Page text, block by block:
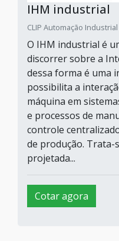
IHM industrial
CLIP Automação
O IHM industrial é
discorrer sobre a
dessa forma é uma
possibilita a
máquina em
e processos de
controle
de produção. Trata-
projetada...
Cotar agora